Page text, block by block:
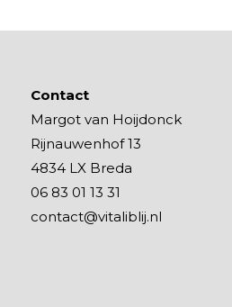
Contact
Margot van Hoijdonck
Rijnauwenhof 13
4834 LX Breda
06 83 01 13 31
contact@vitaliblij.nl